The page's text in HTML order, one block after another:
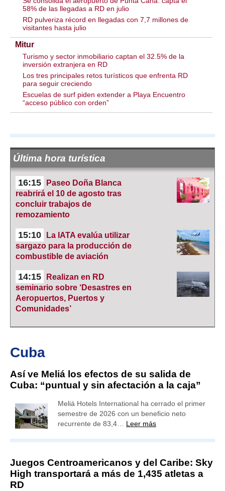
58% de las llegadas a RD en julio
RD pulveriza récord en llegadas con 7,7 millones de
visitantes hasta julio
Mitur
Turismo y sector inmobiliario captan el 32.5% de la
inversión extranjera en RD
Los tres principales retos turísticos que enfrenta RD
para seguir creciendo
Escuelas de surf piden extender a Playa Encuentro
“acceso público con orden”
Última hora turística
16:15
Paseo Doña Blanca
reabrirá el 10 de agosto tras
concluir trabajos de
remozamiento
15:10
La IATA evalúa utilizar
sargazo para la producción de
combustible de aviación
14:15
Realizan en RD
seminario sobre ‘Desastres en
Aeropuertos, Puertos y
Comunidades’
Cuba
Así ve Meliá los efectos de su salida de
Cuba: “puntual y sin afectación a la caja”
Meliá Hotels International ha cerrado el primer
semestre de 2026 con un beneficio neto
recurrente de 83,4… Leer más
Juegos Centroamericanos y del Caribe: Sky
High transportará a más de 1,435 atletas a
RD